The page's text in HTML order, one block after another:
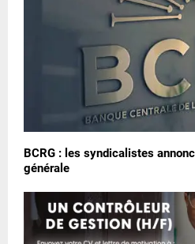
BCRG : les syndicalistes
générale